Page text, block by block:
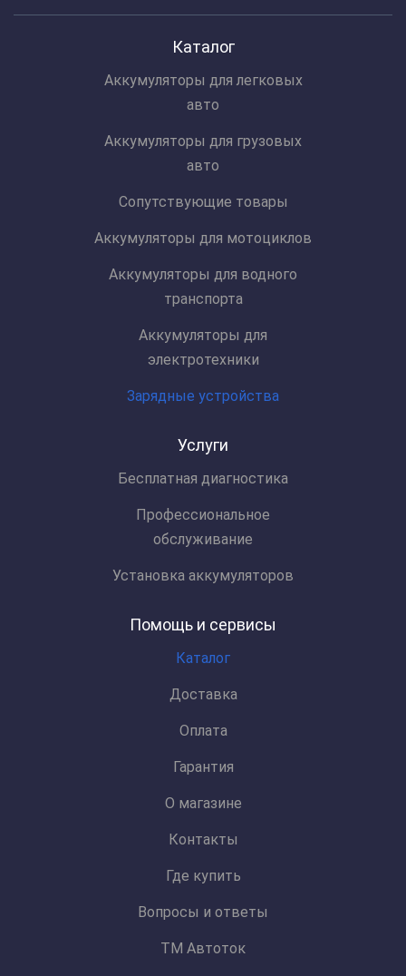
Каталог
Аккумуляторы для легковых
авто
Аккумуляторы для грузовых
авто
Сопутствующие товары
Аккумуляторы для мотоциклов
Аккумуляторы для водного
транспорта
Аккумуляторы для
электротехники
Зарядные устройства
Услуги
Бесплатная диагностика
Профессиональное
обслуживание
Установка аккумуляторов
Помощь и сервисы
Каталог
Доставка
Оплата
Гарантия
О магазине
Контакты
Где купить
Вопросы и ответы
ТМ Автоток